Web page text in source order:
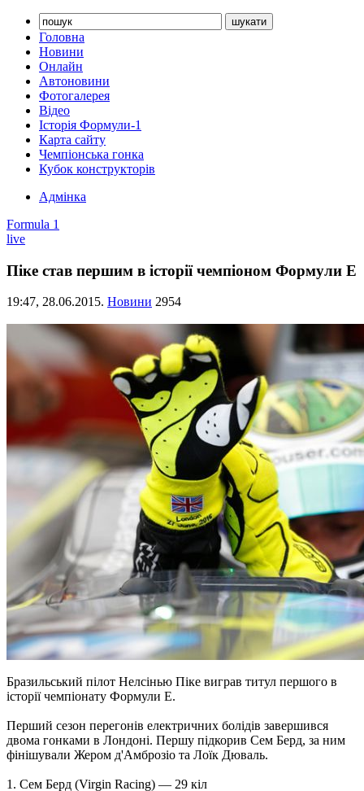
Головна
Новини
Онлайн
Автоновини
Фотогалерея
Відео
Історія Формули-1
Карта сайту
Чемпіонська гонка
Кубок конструкторів
Адмінка
Formula 1
live
Піке став першим в історії чемпіоном Формули Е
19:47, 28.06.2015. Новини 2954
Бразильський пілот Нелсінью Піке виграв титул першого в
історії чемпіонату Формули Е.
Перший сезон перегонів електричних болідів завершився
двома гонками в Лондоні. Першу підкорив Сем Берд, за ним
фінішували Жером д'Амброзіо та Лоїк Дюваль.
1. Сем Берд (Virgin Racing) — 29 кіл